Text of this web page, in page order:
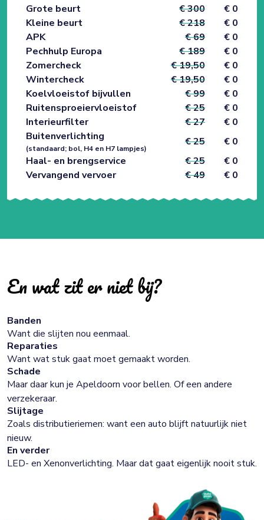
Grote beurt € 300
€ 0
Kleine beurt
€ 218
€ 0
APK
€ 69
€ 0
Pechhulp Europa
€ 189
€ 0
Zomercheck
€ 19,50
€ 0
Wintercheck
€ 19,50
€ 0
Koelvloeistof bijvullen
€ 99
€ 0
Ruitensproeiervloeistof
€ 25
€ 0
Interieurfilter
€ 27
€ 0
Buitenverlichting
(standaard; bol, H4 en H7 lampjes)
€ 25
€ 0
Haal- en brengservice
€ 25
€ 0
Vervangend vervoer
€ 49 € 0
En wat zit er niet bij?
Banden
Want die slijten nou eenmaal.
Reparaties
Want wat stuk gaat moet gemaakt worden.
Schade
Maar daar kun je Apeldoorn voor bellen. Of een andere
verzekeraar.
Slijtage
Zoals distributieriemen: want een auto blijft natuurlijk niet
nieuw.
En verder
LED- en Xenonverlichting. Maar dat gaat eigenlijk nooit stuk.